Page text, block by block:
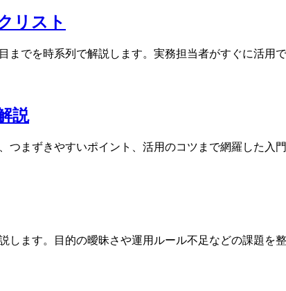
リスト
でを時系列で解説します。実務担当者がすぐに活用
説
まずきやすいポイント、活用のコツまで網羅した入
ます。目的の曖昧さや運用ルール不足などの課題を